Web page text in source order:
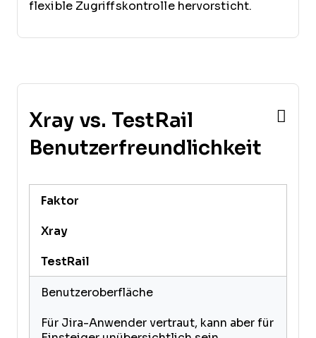
flexible Zugriffskontrolle hervorsticht.
Xray vs. TestRail
Benutzerfreundlichkeit
Faktor
Xray
TestRail
Benutzeroberfläche
Für Jira-Anwender vertraut, kann aber für